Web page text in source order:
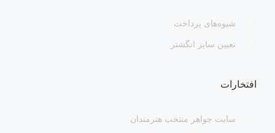
شیوه‌های پرداخت
تعیین سایز انگشتر
افتخارات
سایت جواهر منتخب هنرمندان